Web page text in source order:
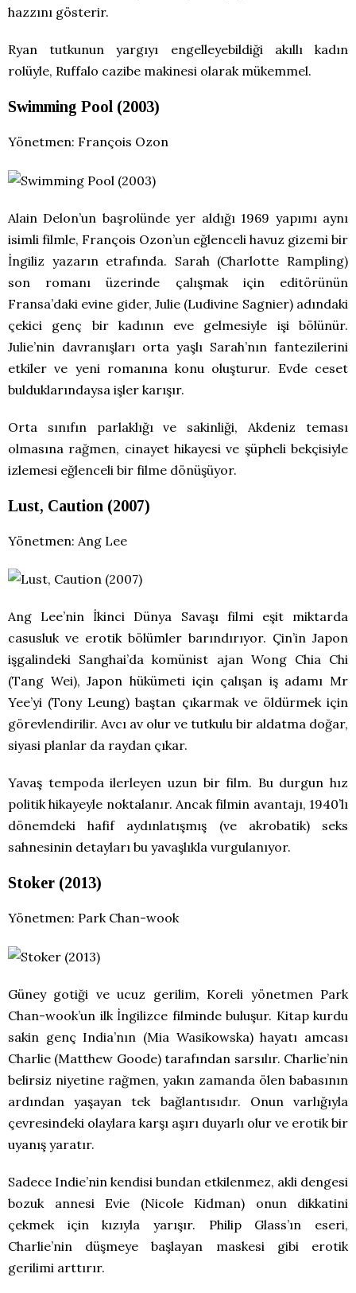
hazzını gösterir.
Ryan tutkunun yargıyı engelleyebildiği akıllı kadın
rolüyle, Ruffalo cazibe makinesi olarak mükemmel.
Swimming Pool (2003)
Yönetmen: François Ozon
Alain Delon’un başrolünde yer aldığı 1969 yapımı aynı
isimli filmle, François Ozon’un eğlenceli havuz gizemi bir
İngiliz yazarın etrafında. Sarah (Charlotte Rampling)
son romanı üzerinde çalışmak için editörünün
Fransa’daki evine gider, Julie (Ludivine Sagnier) adındaki
çekici genç bir kadının eve gelmesiyle işi bölünür.
Julie’nin davranışları orta yaşlı Sarah’nın fantezilerini
etkiler ve yeni romanına konu oluşturur. Evde ceset
bulduklarındaysa işler karışır.
Orta sınıfın parlaklığı ve sakinliği, Akdeniz teması
olmasına rağmen, cinayet hikayesi ve şüpheli bekçisiyle
izlemesi eğlenceli bir filme dönüşüyor.
Lust, Caution (2007)
Yönetmen: Ang Lee
Ang Lee’nin İkinci Dünya Savaşı filmi eşit miktarda
casusluk ve erotik bölümler barındırıyor. Çin’in Japon
işgalindeki Sanghai’da komünist ajan Wong Chia Chi
(Tang Wei), Japon hükümeti için çalışan iş adamı Mr
Yee’yi (Tony Leung) baştan çıkarmak ve öldürmek için
görevlendirilir. Avcı av olur ve tutkulu bir aldatma doğar,
siyasi planlar da raydan çıkar.
Yavaş tempoda ilerleyen uzun bir film. Bu durgun hız
politik hikayeyle noktalanır. Ancak filmin avantajı, 1940’lı
dönemdeki hafif aydınlatışmış (ve akrobatik) seks
sahnesinin detayları bu yavaşlıkla vurgulanıyor.
Stoker (2013)
Yönetmen: Park Chan-wook
Güney gotiği ve ucuz gerilim, Koreli yönetmen Park
Chan-wook’un ilk İngilizce filminde buluşur. Kitap kurdu
sakin genç India’nın (Mia Wasikowska) hayatı amcası
Charlie (Matthew Goode) tarafından sarsılır. Charlie’nin
belirsiz niyetine rağmen, yakın zamanda ölen babasının
ardından yaşayan tek bağlantısıdır. Onun varlığıyla
çevresindeki olaylara karşı aşırı duyarlı olur ve erotik bir
uyanış yaratır.
Sadece Indie’nin kendisi bundan etkilenmez, akli dengesi
bozuk annesi Evie (Nicole Kidman) onun dikkatini
çekmek için kızıyla yarışır. Philip Glass’ın eseri,
Charlie’nin düşmeye başlayan maskesi gibi erotik
gerilimi arttırır.